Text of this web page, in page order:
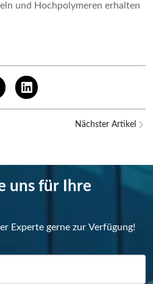
und Hochpolymeren erhalten
Nächster Artikel
uns für Ihre
Experte gerne zur Verfügung!